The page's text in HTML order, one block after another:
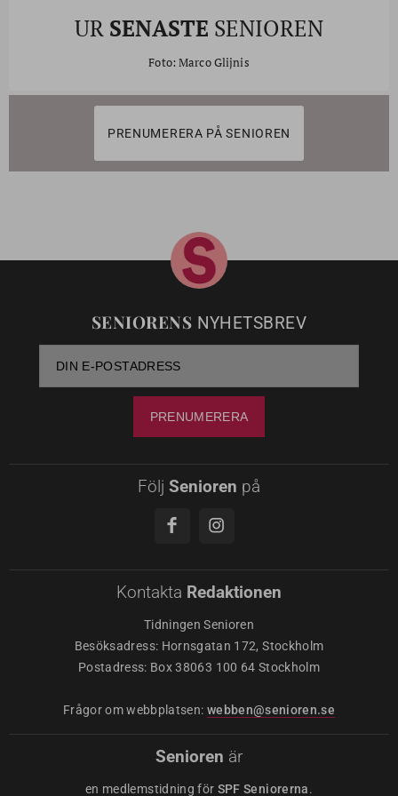
UR SENASTE SENIOREN
Foto: Marco Glijnis
PRENUMERERA PÅ SENIOREN
SENIORENS NYHETSBREV
Följ Senioren på
Kontakta Redaktionen
Tidningen Senioren
Besöksadress: Hornsgatan 172, Stockholm
Postadress: Box 38063 100 64 Stockholm
Frågor om webbplatsen: webben@senioren.se
Senioren är
en medlemstidning för SPF Seniorerna.